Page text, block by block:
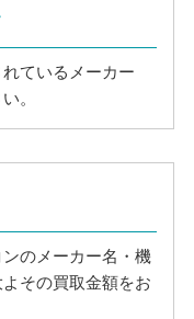
ているメーカー
。
のメーカー名・機
その買取金額をお